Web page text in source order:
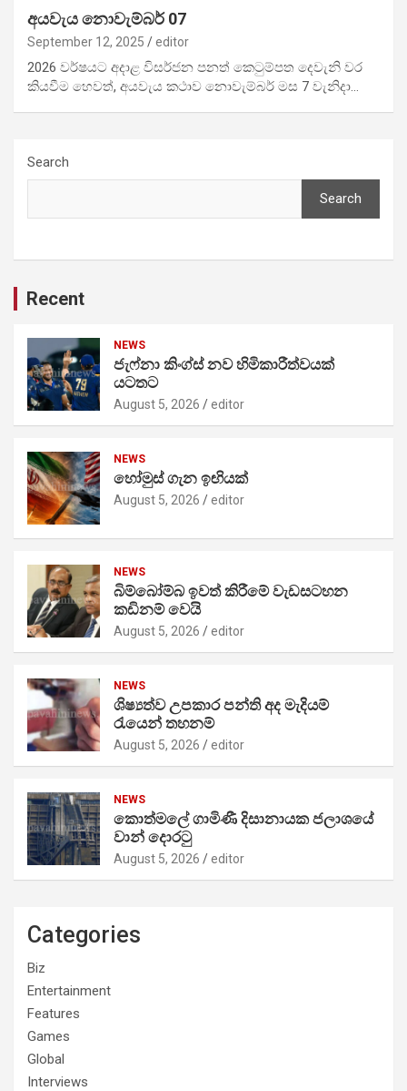
අයවැය නොවැම්බර් 07
September 12, 2025 editor
2026 වර්ෂයට අදාළ විසර්ජන පනත් කෙටුම්පත දෙවැනි වර
කියවීම හෙවත්, අයවැය කථාව නොවැම්බර් මස 7 වැනිදා…
Search
Search
Recent
NEWS
ජැෆ්නා කිංග්ස් නව හිමිකාරීත්වයක්
යටතට
August 5, 2026 editor
NEWS
හෝමුස් ගැන ඉඟියක්
August 5, 2026 editor
NEWS
බිම්බෝම්බ ඉවත් කිරීමේ වැඩසටහන
කඩිනම් වෙයි
August 5, 2026 editor
NEWS
ශිෂ්‍යත්ව උපකාර පන්ති අද මැදියම්
රැයෙන් තහනම්
August 5, 2026 editor
NEWS
කොත්මලේ ගාමිණී දිසානායක ජලාශයේ
වාන් දොරටු
August 5, 2026 editor
Categories
Biz
Entertainment
Features
Games
Global
Interviews